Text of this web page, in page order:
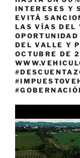
INTERESES Y
EVITÁ
LAS VÍAS DEL
DEL VALLE Y
OCTUBRE DE
de
vídeo